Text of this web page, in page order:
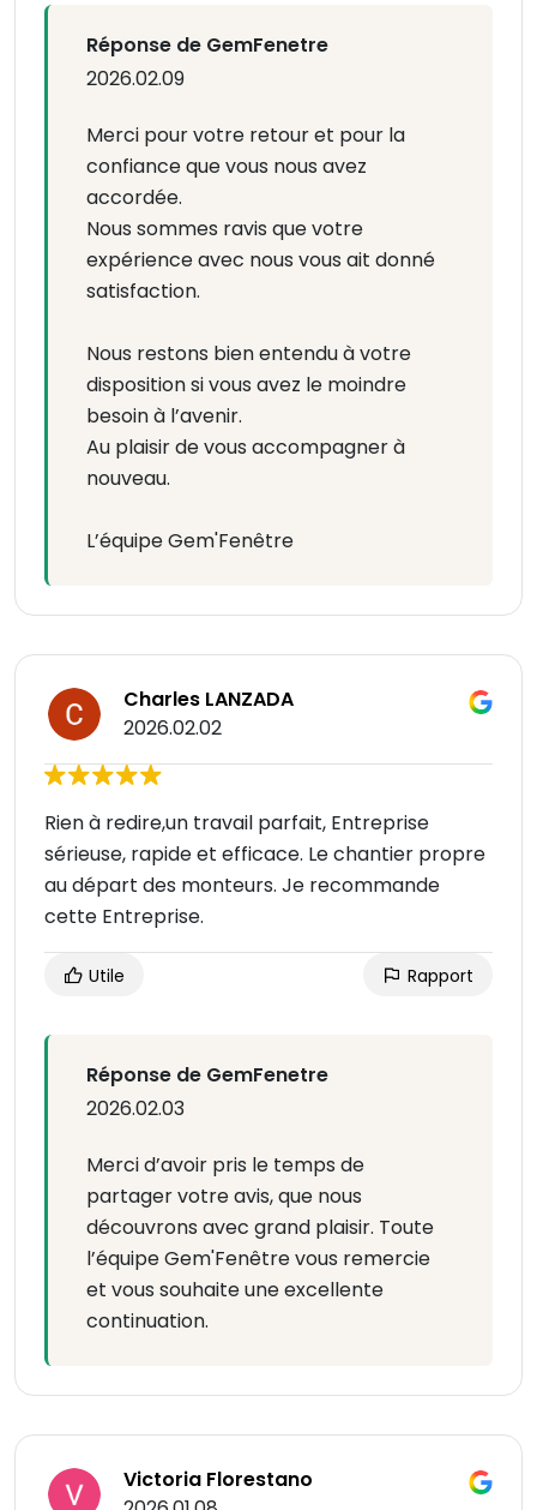
Réponse de GemFenetre
2026.02.09
Merci pour votre retour et pour la
confiance que vous nous avez
accordée.
Nous sommes ravis que votre
expérience avec nous vous ait donné
satisfaction.
Nous restons bien entendu à votre
disposition si vous avez le moindre
besoin à l’avenir.
Au plaisir de vous accompagner à
nouveau.
L’équipe Gem'Fenêtre
Charles LANZADA
2026.02.02
Rien à redire,un travail parfait, Entreprise
sérieuse, rapide et efficace. Le chantier propre
au départ des monteurs. Je recommande
cette Entreprise.
Utile Rapport
Réponse de GemFenetre
2026.02.03
Merci d’avoir pris le temps de
partager votre avis, que nous
découvrons avec grand plaisir. Toute
l’équipe Gem'Fenêtre vous remercie
et vous souhaite une excellente
continuation.
Victoria Florestano